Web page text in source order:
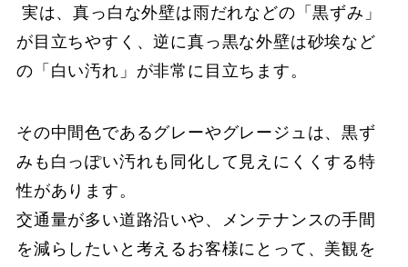
実は、真っ白な外壁は雨だれなどの「黒ずみ」
が目立ちやすく、逆に真っ黒な外壁は砂埃など
の「白い汚れ」が非常に目立ちます。
その中間色であるグレーやグレージュは、黒ず
みも白っぽい汚れも同化して見えにくくする特
性があります。
交通量が多い道路沿いや、メンテナンスの手間
を減らしたいと考えるお客様にとって、美観を